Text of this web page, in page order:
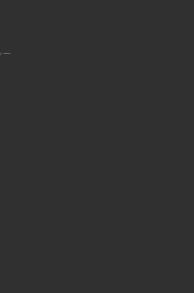
の目安やギガが足りない時の対処法を紹介
やメリットと注意点、規格の種類も解説
？必要なことやポイントも紹介
メリット・デメリットを初心者向けにわかり
5Gや実用化の課題などを解説
ー